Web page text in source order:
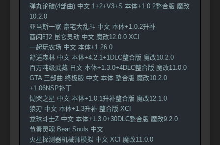
弹丸论破(4部曲) 中文 1+2+V3+S 本体+1.0.2整合版 魔改
10.2.0
亚当斯一家 豪宅大乱斗 中文 本体+1.0.2升补
酉闪町2 昆仑灵动 中文 魔改12.0.0 XCI
一起玩农场 中文 本体+1.26.0
舒适森林 中文 本体+4.2.1+1DLC整合版 魔改10.2.0
百万吨级武藏 日文 本体+1.3.0+4DLC整合版 魔改11.0.0
GTA 三部曲 终极版 中文 本体 整合版 魔改10.2.0
+1.06NSP补丁
恸哭之星 中文 本体+1.0.1升补整合版 魔改12.1.0
狼刃 中文 本体+1.3升补 整合版 XCI
龙珠斗士Z 中文 本体+1.3.0+30DLC整合版 魔改9.2.0
节奏灵魂 Beat Souls 中文
火星探测器机械师模拟 中文 XCI 魔改11.0.0